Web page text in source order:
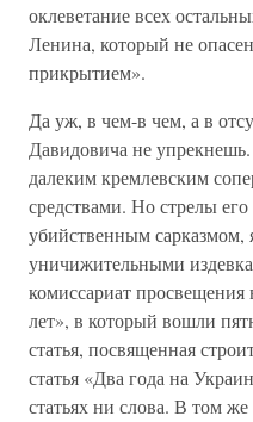
оклеветание всех
Ленина, который не
прикрытием».
Да уж, в чем-в чем, а в
Давидовича не
далеким кремлевским
средствами. Но стрелы
убийственным сарказмом,
уничижительными
комиссариат
лет», в который вошли
статья, посвященная
статья «Два года на
статьях ни слова. В том